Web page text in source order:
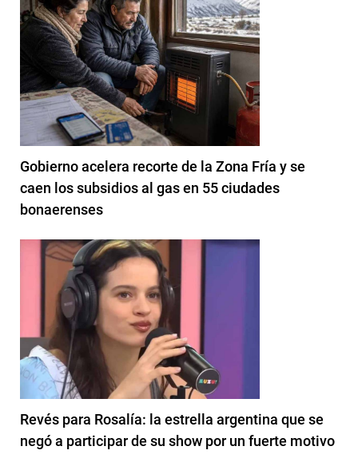
Gobierno acelera recorte de la Zona Fría y se
caen los subsidios al gas en 55 ciudades
bonaerenses
Revés para Rosalía: la estrella argentina que se
negó a participar de su show por un fuerte motivo